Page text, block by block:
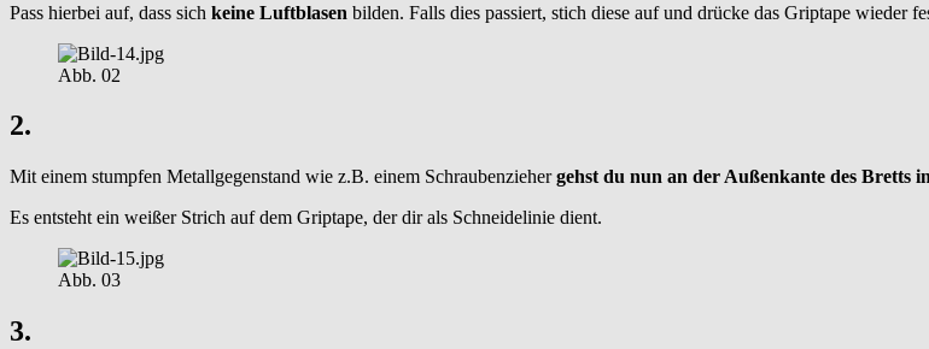
Pass hierbei auf, dass sich keine Luftblasen bilden. Falls dies passiert, stich diese auf und drücke das Griptape wieder
Abb. 02
2.
Mit einem stumpfen Metallgegenstand wie z.B. einem Schraubenziehergehst du nun an der Außenkante des Bretts
Es entsteht ein weißer Strich auf dem Griptape, der dir als Schneidelinie dient.
Abb. 03
3.